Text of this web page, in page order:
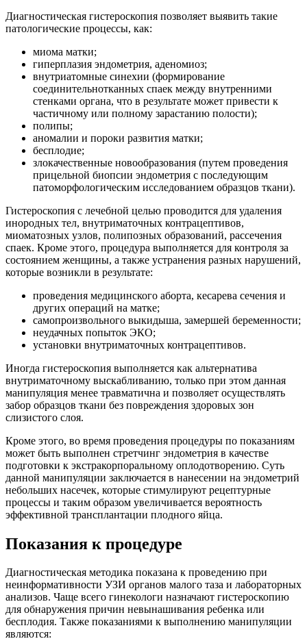
Диагностическая гистероскопия позволяет выявить такие
патологические процессы, как:
миома матки;
гиперплазия эндометрия, аденомиоз;
внутриатомные синехии (формирование
соединительнотканных спаек между внутренними
стенками органа, что в результате может привести к
частичному или полному зарастанию полости);
полипы;
аномалии и пороки развития матки;
бесплодие;
злокачественные новообразования (путем проведения
прицельной биопсии эндометрия с последующим
патоморфологическим исследованием образцов ткани).
Гистероскопия с лечебной целью проводится для удаления
инородных тел, внутриматочных контрацептивов,
миоматозных узлов, полипозных образований, рассечения
спаек. Кроме этого, процедура выполняется для контроля за
состоянием женщины, а также устранения разных нарушений,
которые возникли в результате:
проведения медицинского аборта, кесарева сечения и
других операций на матке;
самопроизвольного выкидыша, замершей беременности;
неудачных попыток ЭКО;
установки внутриматочных контрацептивов.
Иногда гистероскопия выполняется как альтернатива
внутриматочному выскабливанию, только при этом данная
манипуляция менее травматична и позволяет осуществлять
забор образцов ткани без повреждения здоровых зон
слизистого слоя.
Кроме этого, во время проведения процедуры по показаниям
может быть выполнен стретчинг эндометрия в качестве
подготовки к экстракорпоральному оплодотворению. Суть
данной манипуляции заключается в нанесении на эндометрий
небольших насечек, которые стимулируют рецептурные
процессы и таким образом увеличивается вероятность
эффективной трансплантации плодного яйца.
Показания к процедуре
Диагностическая методика показана к проведению при
неинформативности УЗИ органов малого таза и лабораторных
анализов. Чаще всего гинекологи назначают гистероскопию
для обнаружения причин невынашивания ребенка или
бесплодия. Также показаниями к выполнению манипуляции
являются: